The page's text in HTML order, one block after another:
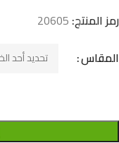
رمز المنتج: 20605
المقاس